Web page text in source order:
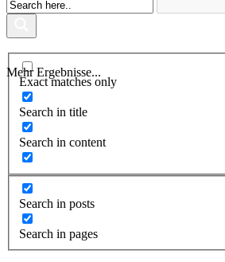
Mehr Ergebnisse...
Exact matches only
Search in title
Search in content
Search in posts
Search in pages